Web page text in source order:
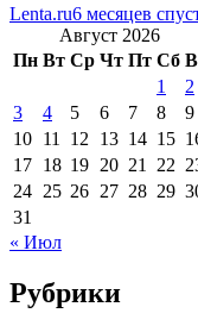
Lenta.ru6 месяцев
Август 2026
Пн Вт Ср Чт Пт Сб
1
2
3
4 5 6 7 8
9
10 11 12 13 14 15
17 18 19 20 21 22
24 25 26 27 28 29
31
« Июл
Рубрики